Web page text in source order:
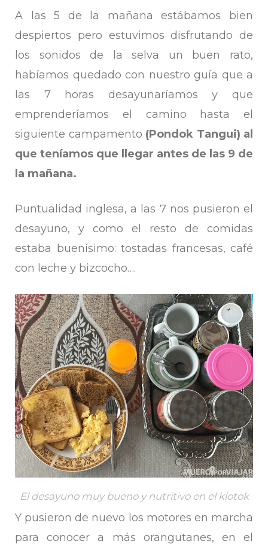
A las 5 de la mañana estábamos bien
despiertos pero estuvimos disfrutando de
los sonidos de la selva un buen rato,
habíamos quedado con nuestro guía que a
las 7 horas desayunaríamos y que
emprenderíamos el camino hasta el
siguiente campamento (Pondok Tangui) al
que teníamos que llegar antes de las 9 de
la mañana.
Puntualidad inglesa, a las 7 nos pusieron el
desayuno, y como el resto de comidas
estaba buenísimo: tostadas francesas, café
con leche y bizcocho….
El desayuno muy bueno y nutritivo en el klotok
Y pusieron de nuevo los motores en marcha
para conocer a más orangutanes, en el